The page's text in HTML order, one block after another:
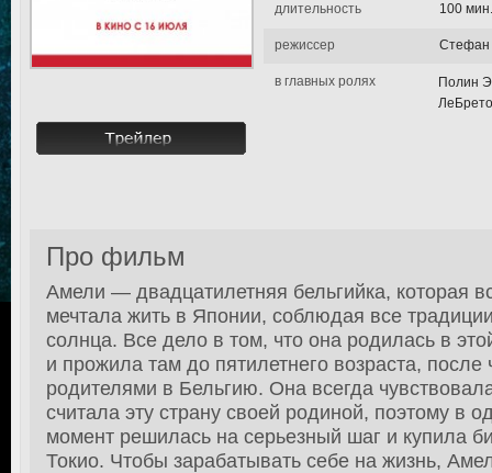
длительность 100 мин.
режиссер Стефан
в главных ролях
Полин
Про фильм
Амели — двадцатилетняя бельгийка, которая
мечтала жить в Японии, соблюдая все
солнца. Все дело в том, что она родилась в
и прожила там до пятилетнего возраста, после
родителями в Бельгию. Она всегда
считала эту страну своей родиной, поэтому в
момент решилась на серьезный шаг и купила
Токио. Чтобы зарабатывать себе на жизнь,